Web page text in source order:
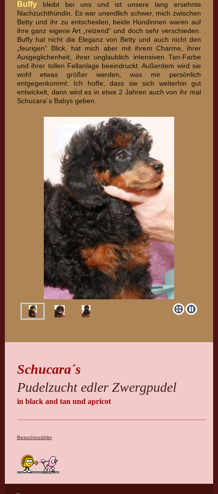
Buffy bleibt bei uns und ist unsere lang ersehnte
Nachzuchthündin. Es war unendlich schwer, mich zwischen
Betty und ihr zu entscheiden, beide Hündinnen waren auf
ihre ganz eigene Art „reizend“ und doch sehr verschieden.
Buffy hat nicht die Eleganz von Betty und auch nicht den
„feurigen“ Blick, hat mich aber mit ihrem Charme, ihrer
Ausgeglichenheit, ihrer unglaublich intensiven Tan-Farbe
und ihrer tollen Fellanlage beeindruckt. Außerdem wird sie
wohl etwas größer werden, was mir persönlich
entgegenkommt. Ich hoffe, dass sie sich weiterhin gut
entwickelt, dann wird es in etwa 2 Jahren auch von ihr mal
Schucara´s Babys geben.
Schucara´s
Pudelzucht edler Zwergpudel
in black and tan und apricot
Besucherzähler